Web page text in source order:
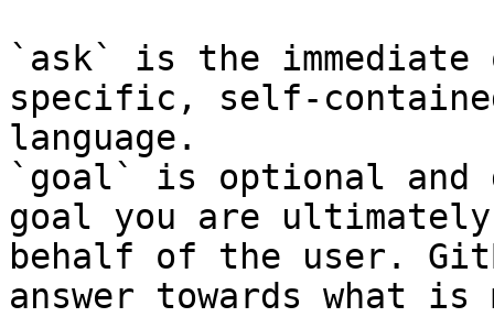
`ask` is the
specific, self-
language.
`goal` is optional and
goal you are
behalf of the user.
answer towards what